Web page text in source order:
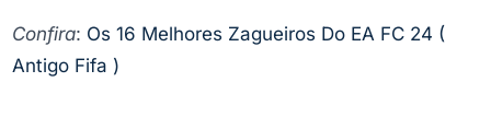
Confira: Os 16 Melhores Zagueiros Do EA FC 24 (
Antigo Fifa )